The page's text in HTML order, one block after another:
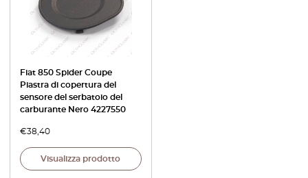
Fiat 850 Spider Coupe
Piastra di copertura del
sensore del serbatoio del
carburante Nero 4227550
€38,40
Visualizza prodotto